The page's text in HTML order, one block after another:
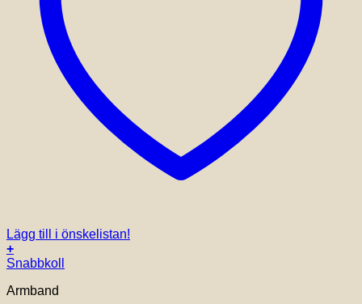
Lägg till i önskelistan!
+
Snabbkoll
Armband